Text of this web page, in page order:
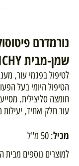
נורמדרם
שמן-מבית VICHY
לטיפול בפגמי עור,
חומצה סליצילית.
עור חלק ואחיד,
מכיל: 50 מ"ל
למוצרים נוספים מבית